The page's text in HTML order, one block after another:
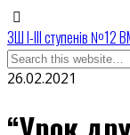
ЗШ І-ІІІ ступенів №12
26.02.2021